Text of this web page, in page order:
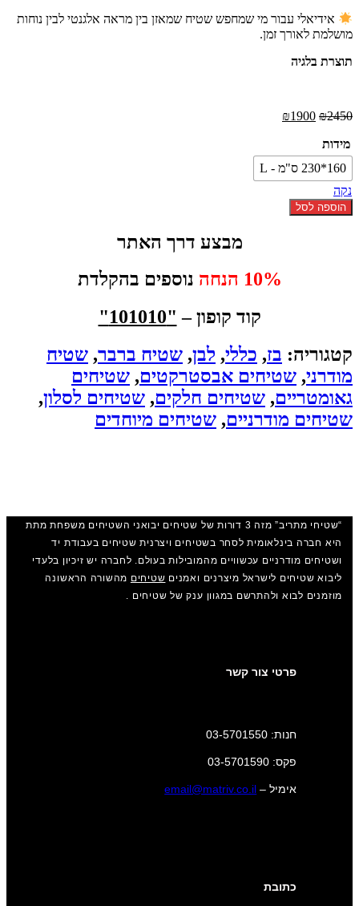
אידיאלי עבור מי שמחפש שטיח שמאזן בין מראה אלגנטי לבין נוחות
מושלמת לאורך זמן.
תוצרת בלגיה
₪2450
המחיר
₪2450.
₪1900
₪1900.
מידות
160*230 ס"מ - L
נקה
כמות
של
הוספה לסל
מבצע דרך האתר
10% הנחה
נוספים בהקלדת
קוד קופון – "101010"
קטגוריה: בז, כללי, לבן, שטיח ברבר, שטיח
מודרני, שטיחים אבסטרקטים, שטיחים
גאומטריים, שטיחים חלקים, שטיחים לסלון,
שטיחים מודרניים, שטיחים מיוחדים
“שטיחי מתריב” מזה 3 דורות של שטיחים יבואני השטיחים משפחת מתת
היא חברה בינלאומית לסחר בשטיחים ויצרנית שטיחים בעבודת יד
ושטיחים מודרניים עכשוויים מהמובילות בעולם. לחברה יש זיכיון בלעדי
ליבוא שטיחים לישראל מיצרנים ואמנים שטיחים מהשורה הראשונה
מוזמנים לבוא ולהתרשם במגוון ענק של שטיחים .
פרטי צור קשר
חנות: 03-5701550
פקס: 03-5701590
אימיל – email@matriv.co.il
כתובת